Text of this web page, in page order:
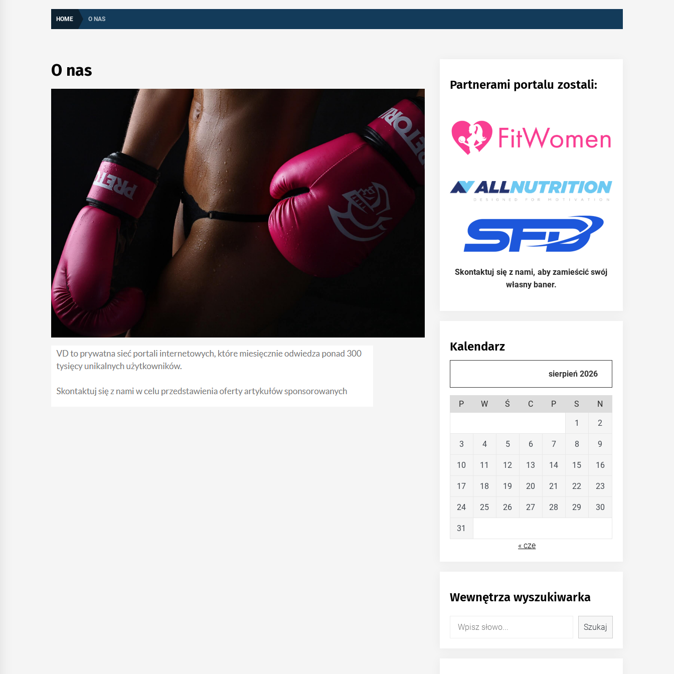
– GOTOWE SPOSOBY
NA ODCHUDZANIE
HOME O NAS
O nas
Partnerami portalu zostali:
Skontaktuj się z nami, aby zamieścić swój
własny baner.
Kalendarz
sierpień 2026
P W Ś C P S
N
1
2
3 4 5 6 7 8 9
10 11 12 13 14 15 16
17 18 19 20 21 22 23
24 25 26 27 28 29 30
31
« cze
Wewnętrza wyszukiwarka
Szukaj
Szukaj